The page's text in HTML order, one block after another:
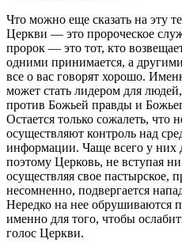
Что можно еще сказать на эту
Церкви — это пророческое
пророк — это тот, кто
одними принимается, а
все о вас говорят хорошо.
может стать лидером для
против Божьей правды и
Остается только сожалеть, что
осуществляют контроль над
информации. Чаще всего у них
поэтому Церковь, не вступая
осуществляя свое пастырское,
несомненно, подвергается
Нередко на нее обрушиваются
именно для того, чтобы
голос Церкви.